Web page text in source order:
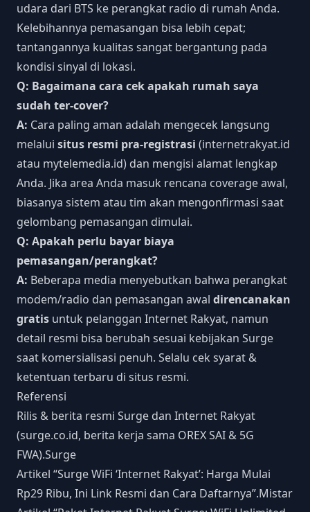
udara dari BTS ke perangkat radio di rumah Anda.
Kelebihannya pemasangan bisa lebih cepat;
tantangannya kualitas sangat bergantung pada
kondisi sinyal di lokasi.
Q: Bagaimana cara cek apakah rumah saya
sudah ter-cover?
A: Cara paling aman adalah mengecek langsung
melalui situs resmi pra-registrasi (internetrakyat.id
atau mytelemedia.id) dan mengisi alamat lengkap
Anda. Jika area Anda masuk rencana coverage awal,
biasanya sistem atau tim akan mengonfirmasi saat
gelombang pemasangan dimulai.
Q: Apakah perlu bayar biaya
pemasangan/perangkat?
A: Beberapa media menyebutkan bahwa perangkat
modem/radio dan pemasangan awal direncanakan
gratis untuk pelanggan Internet Rakyat, namun
detail resmi bisa berubah sesuai kebijakan Surge
saat komersialisasi penuh. Selalu cek syarat &
ketentuan terbaru di situs resmi.
Referensi
Rilis & berita resmi Surge dan Internet Rakyat
(surge.co.id, berita kerja sama OREX SAI & 5G
FWA).Surge
Artikel “Surge WiFi ‘Internet Rakyat’: Harga Mulai
Rp29 Ribu, Ini Link Resmi dan Cara Daftarnya”.Mistar